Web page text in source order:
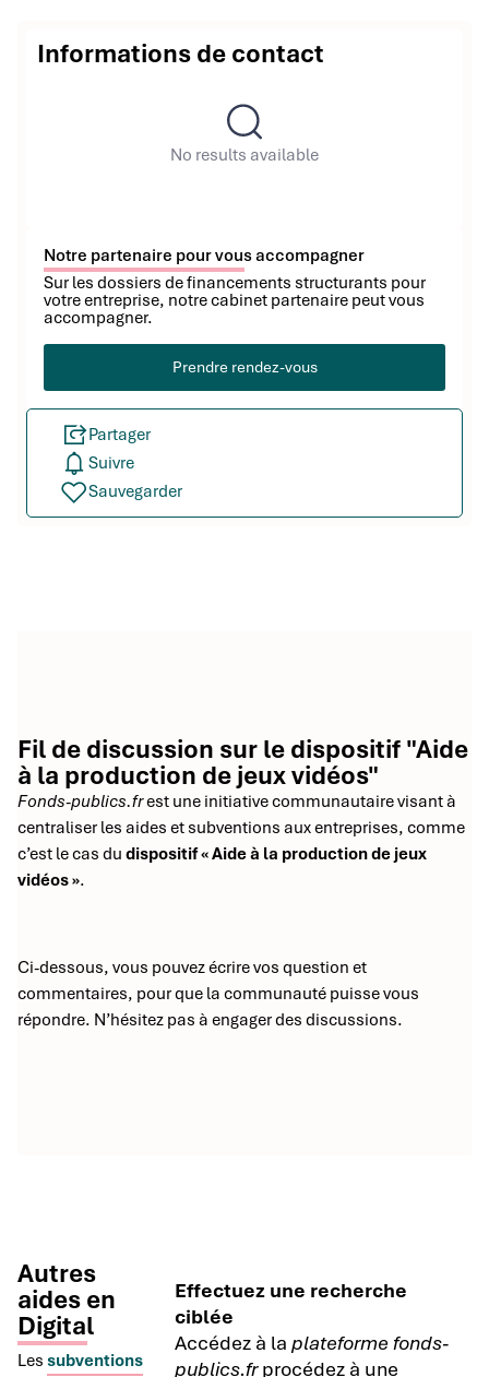
Informations de contact
No results available
Notre partenaire pour vous accompagner
Sur les dossiers de financements structurants pour
votre entreprise, notre cabinet partenaire peut vous
accompagner.
Prendre rendez-vous
Partager
Suivre
Sauvegarder
Fil de discussion sur le dispositif "Aide
à la production de jeux vidéos"
Fonds-publics.frest une initiative communautaire visant à
centraliser les aides et subventions aux entreprises, comme
c’est le cas du dispositif « Aide à la production de jeux
vidéos ».
Ci-dessous, vous pouvez écrire vos question et
commentaires, pour que la communauté puisse vous
répondre. N’hésitez pas à engager des discussions.
Autres
aides en
Digital
Les subventions
Effectuez une recherche
ciblée
Accédez à laplateforme fonds-
publics.frprocédez à une